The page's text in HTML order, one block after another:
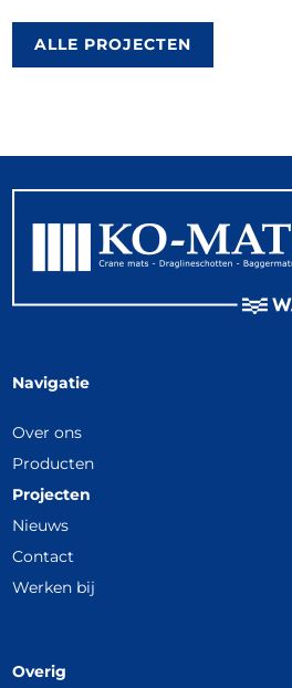
ALLE PROJECTEN
Navigatie
Over ons
Producten
Projecten
Nieuws
Contact
Werken bij
Overig